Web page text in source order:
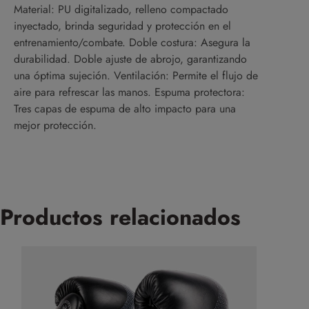
Material: PU digitalizado, relleno compactado
inyectado, brinda seguridad y protección en el
entrenamiento/combate. Doble costura: Asegura la
durabilidad. Doble ajuste de abrojo, garantizando
una óptima sujeción. Ventilación: Permite el flujo de
aire para refrescar las manos. Espuma protectora:
Tres capas de espuma de alto impacto para una
mejor protección.
Productos relacionados